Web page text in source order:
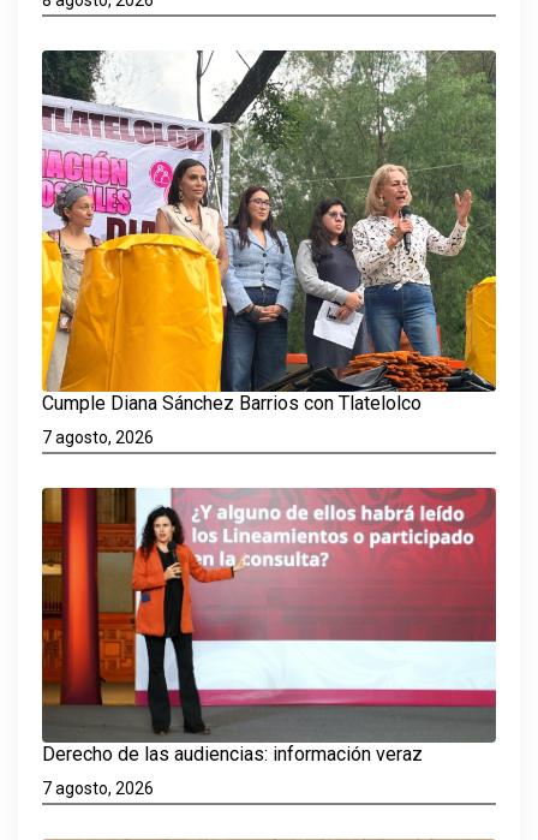
Cumple Diana Sánchez Barrios con Tlatelolco
7 agosto, 2026
Derecho de las audiencias: información veraz
7 agosto, 2026